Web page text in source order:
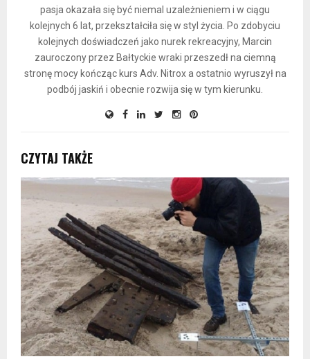
pasja okazała się być niemal uzależnieniem i w ciągu
kolejnych 6 lat, przekształciła się w styl życia. Po zdobyciu
kolejnych doświadczeń jako nurek rekreacyjny, Marcin
zauroczony przez Bałtyckie wraki przeszedł na ciemną
stronę mocy kończąc kurs Adv. Nitrox a ostatnio wyruszył na
podbój jaskiń i obecnie rozwija się w tym kierunku.
CZYTAJ TAKŻE